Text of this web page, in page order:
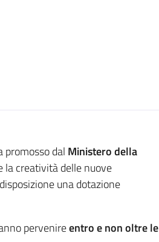
promosso dal Ministero della
creatività delle nuove
una dotazione
pervenireentro e non oltre le